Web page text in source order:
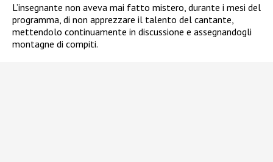
L’insegnante non aveva mai fatto mistero, durante i mesi del
programma, di non apprezzare il talento del cantante,
mettendolo continuamente in discussione e assegnandogli
montagne di compiti.